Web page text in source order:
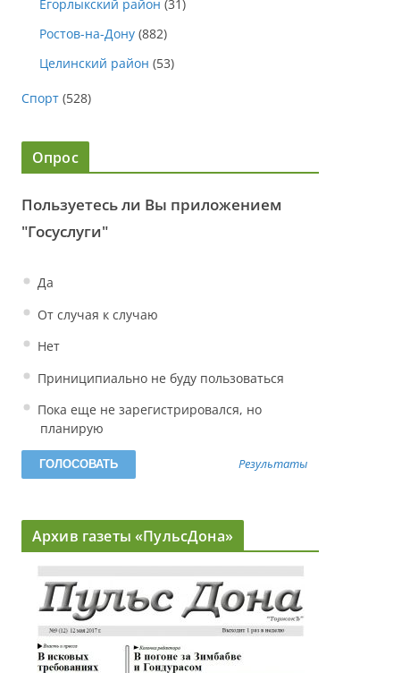
Егорлыкский район (31)
Ростов-на-Дону (882)
Целинский район (53)
Спорт (528)
Опрос
Пользуетесь ли Вы приложением
"Госуслуги"
Да
От случая к случаю
Нет
Приниципиально не буду пользоваться
Пока еще не зарегистрировался, но
планирую
Результаты
Архив газеты «ПульсДона»